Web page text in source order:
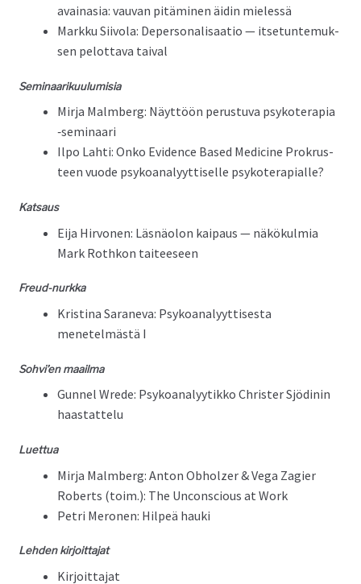
avaina­sia: vau­van pitämi­nen äidin mielessä
Markku Siivola: Deper­son­al­isaa­tio — itse­tun­te­muk­
sen pelot­ta­va taival
Sem­i­naariku­u­lu­misia
Mir­ja Malm­berg: Näyt­töön perus­tu­va psykoter­apia
‑sem­i­naari
Ilpo Lahti: Onko Evi­dence Based Med­i­cine Prokrus­
teen vuode psyko­ana­lyyt­tiselle psykoterapialle?
Kat­saus
Eija Hir­vo­nen: Läs­näolon kaipaus — näkökul­mia
Mark Rothkon taiteeseen
Freud-nurk­ka
Kristi­na Sarane­va: Psyko­ana­lyyt­tis­es­ta
menetelmästä I
Sohvi’en maail­ma
Gun­nel Wrede: Psyko­ana­lyytikko Chris­ter Sjö­dinin
haastattelu
Luet­tua
Mir­ja Malm­berg: Anton Obholz­er & Vega Zagi­er
Roberts (toim.): The Uncon­scious at Work
Petri Mero­nen: Hilpeä hauki
Lehden kir­joit­ta­jat
Kir­joit­ta­jat